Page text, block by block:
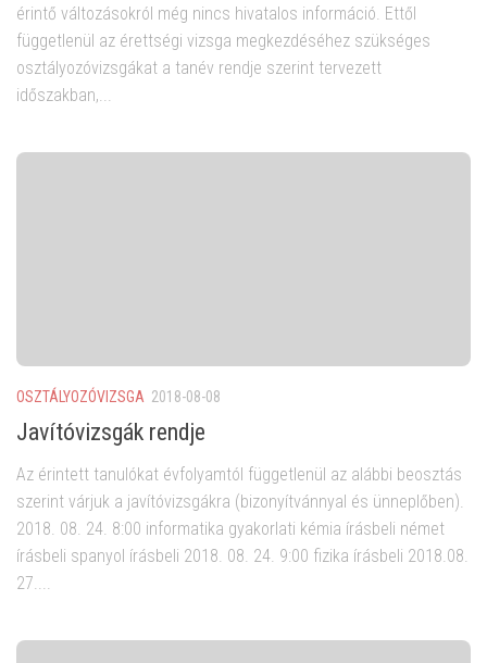
érintő változásokról még nincs hivatalos információ. Ettől
függetlenül az érettségi vizsga megkezdéséhez szükséges
osztályozóvizsgákat a tanév rendje szerint tervezett
időszakban,...
OSZTÁLYOZÓVIZSGA 2018-08-08
Javítóvizsgák rendje
Az érintett tanulókat évfolyamtól függetlenül az alábbi beosztás
szerint várjuk a javítóvizsgákra (bizonyítvánnyal és ünneplőben).
2018. 08. 24. 8:00 informatika gyakorlati kémia írásbeli német
írásbeli spanyol írásbeli 2018. 08. 24. 9:00 fizika írásbeli 2018.08.
27....